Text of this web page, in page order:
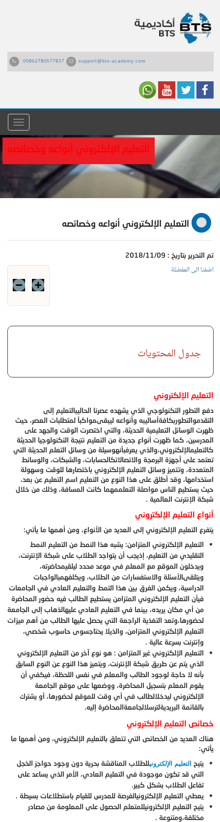
00962790577937 support@bts-academy.com
القائمة
التعليم الإلكتروني أنواعه وخصائصه
التعليم الإلكتروني أنواعه وخصائصه
تم التحرير بتاريخ : 2018/11/09
اضفنا الى المفضلة
جدول المحتويات
التعليم الإلكتروني
دفع التطور التكنولوجي الذي يشهده عصرنا الحاليبالتعليم إلى
التقدموالتطوربكافةأساليبه وأنواعه ليبقىمواكباً لمتطلبات العصر، حيث
ظهرت الوسائل التعليمية الحديثة، والتي اختصرت الوقت والجهد على
المدرسين، كما ظهرت أنواع جديدة من التعليم نتيجة التكنولوجيا الحديثة
كالتعليمالإلكتروني،والذي يعرفبأنهوسيلة من وسائل التعلم الحديثة التي
تعتمد على أجهزة البرمجة والاتصالاتكالحسابات، والشبكات، والوسائط
المتعددة، وتتميز وسائل التعليم الإلكتروني باختصارها للوقت وسهولة
استخدامها، وقد أطلق على هذا النوع من التعليم اسم التعليم عن بعد،
حيث يستطيع الناس مواصلة التعلممهما كانت المسافة، وذلك من خلال
شبكة الإنترنت العالمية .
أنواع التعليم الإلكتروني
يتفرع التعليم الإلكتروني إلى العديد من الأنواع، ومن أهمها ما يأتي:
التعليم الإلكتروني المتزامن: يشبه هذا النمط من التعليم النمط
التقليدي من التعليم، إذيجب أن يتواجد الطلاب على شبكة الإنترنت،
ويدخلون الموقع مع المعلم في موعد محدد ليلقيمحاضرته،
ويتلقىالأسئلة والاستفسارات من الطلاب، ويكلفهمبالواجبات
الدراسية، ويكمن الفرق بين هذا التمط والتعليم العادي في الجامعات
فيأن التعليم الإلكتروني المتزامن يستطيع الطالب فيه حضور المحاضرة
من أي مكان يريده، بينما في التعليم العادي عليهالذهاب إلى الجامعة
لحضورها،وتعد التغذية الراجعة التي يحصل عليها الطالب من أهم ميزات
التعليم الإلكتروني المتزامن، والذيلا يحتاجسوى حاسوب شخصي،
وإنترنت بسرعة عالية .
التعليم الإلكتروني غير المتزامن : هو نوع آخر من التعليم الإلكتروني
الذي يتم عن طريق شبكة الإنترنت، ويتميز هذا النوع عن النوع السابق
بأنه لا حاجة لوجود الطالب والمعلم في نفس اللحظة، فيكفي أن
يقوم المعلم بتسجيل المحاضرة، ووضعها على موقع الجامعة
الإلكتروني ليدخلالطالب في أي وقت للموقع لحضورها، أو يشترك
بالقائمة البريديةلترسلالجامعةالمحاضرة إليه.
خصائص التعليم الإلكتروني
هناك العديد من الخصائص التي تتعلق بالتعليم الإلكتروني، ومن أهمها ما
يأتي:
يتيح التعليم الإلكترونيللطلاب المناقشة بحرية دون وجود حواجز الخجل
التي قد تكون موجودة في التعليم العادي، الأمر الذي يساعد على
تفاعل الطلاب بشكل كبير.
يعطي التعليم الإلكترونيالفرصة للمدرس للقيام باستطلاعات بسيطة .
يتيح التعليم الإلكترونيللمتعلم الحصول على المعلومة من مصادر
مختلفة،ومتنوعة .